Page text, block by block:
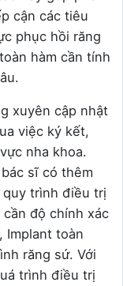
cận các tiêu
phục hồi răng
hàm cần tính
xuyên cập nhật
việc ký kết,
nha khoa.
sĩ có thêm
trình điều trị
độ chính xác
Implant toàn
răng sứ. Với
trình điều trị